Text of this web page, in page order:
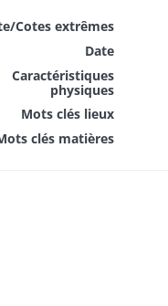
Cotes extrêmes
Date
Caractéristiques
physiques
Mots clés lieux
clés matières